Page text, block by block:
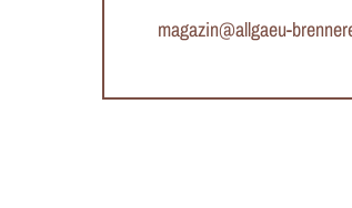
magazin@allgaeu-